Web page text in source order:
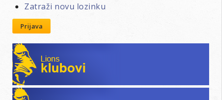
Zatraži novu lozinku
Prijava
Lions klubovi
Leo klubovi